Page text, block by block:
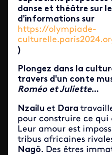
danse et théâtre sur
d'informations sur
https://olympiade-
)
Plongez dans la
travers d'un conte
Roméo et Juliette...
Nzailu et Dara
pour construire ce qui
Leur amour est
tribus africaines
Nagô. Des êtres